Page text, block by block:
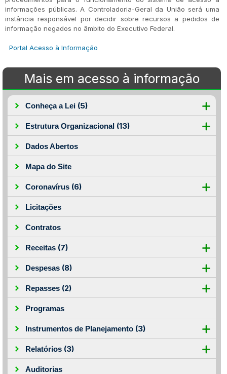
informações públicas. A Controladoria-Geral da União será uma
instância responsável por decidir sobre recursos a pedidos de
informação negados no âmbito do Executivo Federal.
Portal Acesso à Informação
Mais em acesso à informação
Conheça a Lei (5)
Estrutura Organizacional (13)
Dados Abertos
Mapa do Site
Coronavírus (6)
Licitações
Contratos
Receitas (7)
Despesas (8)
Repasses (2)
Programas
Instrumentos de Planejamento (3)
Relatórios (3)
Auditorias